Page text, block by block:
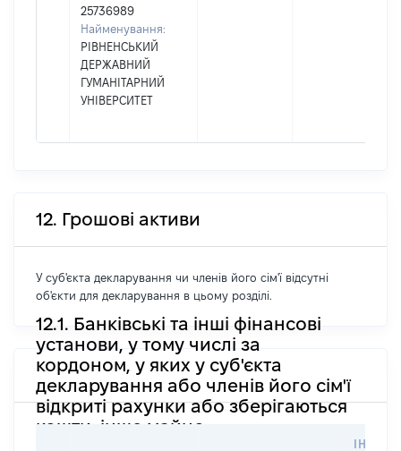
25736989
Найменування:
РІВНЕНСЬКИЙ
ДЕРЖАВНИЙ
ГУМАНІТАРНИЙ
УНІВЕРСИТЕТ
12. Грошові активи
У суб'єкта декларування чи членів його сім'ї відсутні
об'єкти для декларування в цьому розділі.
12.1. Банківські та інші фінансові
установи, у тому числі за
кордоном, у яких у суб'єкта
декларування або членів його сім'ї
відкриті рахунки або зберігаються
кошти, інше майно